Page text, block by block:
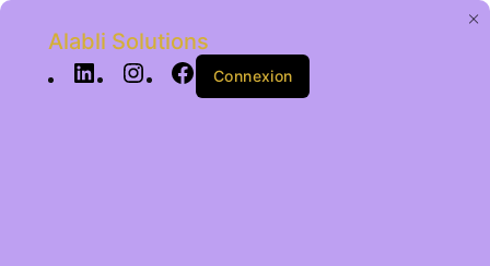
Alabli Solutions
Connexion